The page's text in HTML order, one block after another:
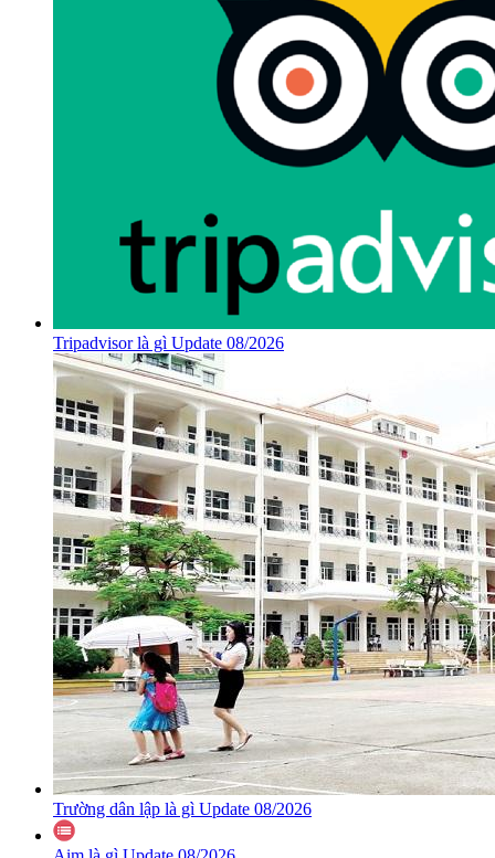
Tripadvisor là gì Update 08/2026
Trường dân lập là gì Update 08/2026